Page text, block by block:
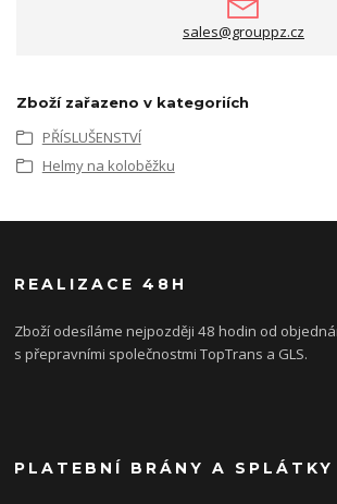
sales@grouppz.cz
Zboží zařazeno v kategoriích
PŘÍSLUŠENSTVÍ
Helmy na koloběžku
REALIZACE 48H
Zboží odesíláme nejpozději 48 hodin od
s přepravními společnostmi TopTrans a GLS.
PLATEBNÍ BRÁNY A SPLÁTKY